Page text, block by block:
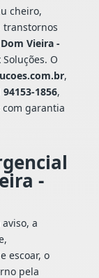
cheiro,
transtornos
Vieira -
O
,
94153-1856,
garantia
-
a
escoar, o
pela